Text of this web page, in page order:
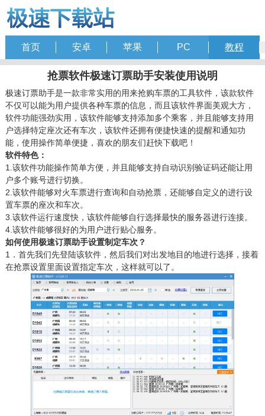
首页 安卓 苹果 PC 教程
抢票软件极速订票助手安装使用说明
极速订票助手是一款非常实用的用来抢购车票的工具软件，该款软件
不仅可以能为用户提供各种车票的信息，而且该软件界面美观大方，
软件功能强劲实用，该软件能够支持添加多个乘客，并且能够支持用
户选择特定座次还有车次，该软件还拥有便捷快速的提醒和通知功
能，使用操作简单便捷，喜欢的朋友们赶快下载吧！
软件特色：
1.该软件功能操作简单方便，并且能够支持自动识别验证码还能让用
户多个账号进行切换。
2.该软件能够对火车票进行查询和自动抢票，还能够自定义的进行设
置车票的座次和车次。
3.该软件运行速度快，该软件能够自行选择最快的服务器进行连接。
4.该软件能够很好的为用户进行贴心服务。
如何使用极速订票助手设置制定车次？
1．首先我们先登陆该软件，然后我们对出发地目的地进行选择，接着
在抢票设置里面设置指定车次，这样就可以了。